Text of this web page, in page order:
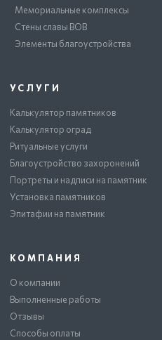
Мемориальные комплексы
Стены славы ВОВ
Элементы благоустройства
УСЛУГИ
Калькулятор памятников
Калькулятор оград
Ритуальные услуги
Благоустройство захоронений
Портреты и надписи на памятник
Установка памятников
Эпитафии на памятник
КОМПАНИЯ
О компании
Выполненные работы
Отзывы
Способы оплаты